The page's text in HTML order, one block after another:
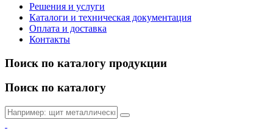
Решения и услуги
Каталоги и техническая документация
Оплата и доставка
Контакты
Поиск по каталогу продукции
Поиск по каталогу